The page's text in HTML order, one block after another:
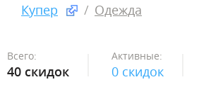
Купер Одежда
Всего:
40 скидок
Активные:
0 скидок